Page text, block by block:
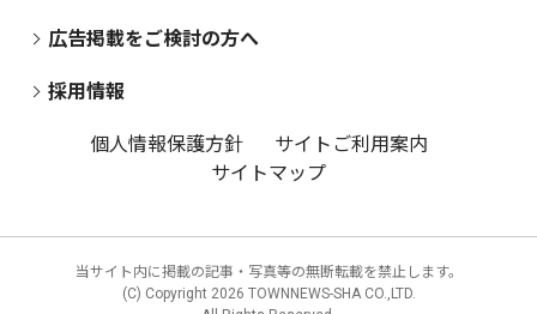
広告掲載をご検討の方へ
採用情報
個人情報保護方針
サイトご利用案内
サイトマップ
当サイト内に掲載の記事・写真等の無断転載を禁止します。
(C) Copyright 2026 TOWNNEWS-SHA CO.,LTD.